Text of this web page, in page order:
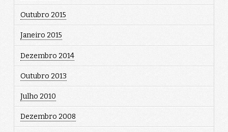
Outubro 2015
Janeiro 2015
Dezembro 2014
Outubro 2013
Julho 2010
Dezembro 2008